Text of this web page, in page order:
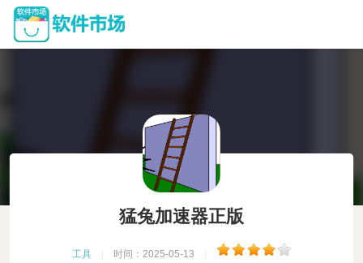
猛兔加速器正版
工具 时间：2025-05-13